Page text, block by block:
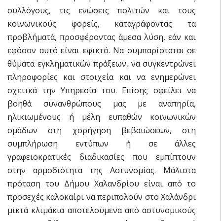
συλλόγους, τις ενώσεις πολιτών και τους
κοινωνικούς φορείς, καταγράφοντας τα
προβλήματά, προσφέροντας άμεσα λύση, εάν και
εφόσον αυτό είναι εφικτό. Να συμπαρίσταται σε
θύματα εγκληματικών πράξεων, να συγκεντρώνει
πληροφορίες και στοιχεία και να ενημερώνει
σχετικά την Υπηρεσία του. Επίσης οφείλει να
βοηθά συνανθρώπους μας με αναπηρία,
ηλικιωμένους ή μέλη ευπαθών κοινωνικών
ομάδων στη χορήγηση βεβαιώσεων, στη
συμπλήρωση εντύπων ή σε άλλες
γραφειοκρατικές διαδικασίες που εμπίπτουν
στην αρμοδιότητα της Αστυνομίας. Μάλιστα
πρόταση του Δήμου Χαλανδρίου είναι από το
προσεχές καλοκαίρι να περιπολούν στο Χαλάνδρι
μικτά κλιμάκια αποτελούμενα από αστυνομικούς